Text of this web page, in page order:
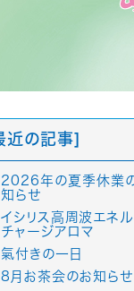
近の記事]
2026年の夏季休業
知らせ
イシリス高周波エネ
チャージアロマ
氣付きの一日
8月お茶会のお知らせ